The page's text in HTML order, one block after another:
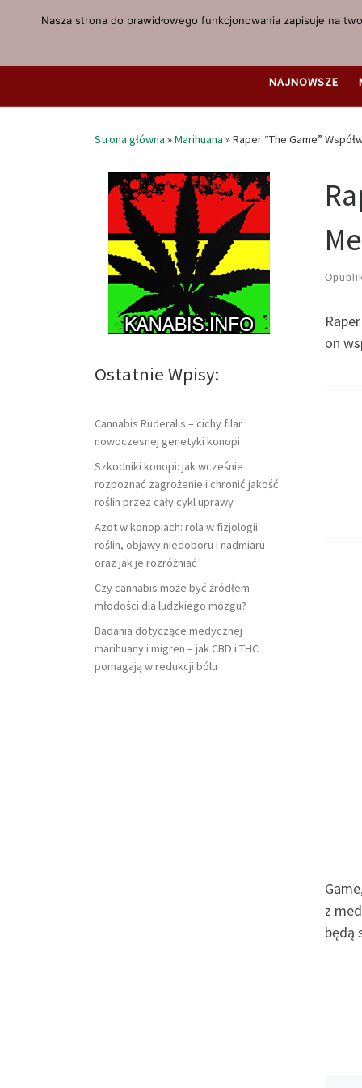
Przejdź do treści
NAJNOWSZE
Strona główna »Marihuana »Raper “The Game”
on
z
będą
Ostatnie Wpisy:
Cannabis Ruderalis – cichy filar
nowoczesnej genetyki konopi
Szkodniki konopi: jak wcześnie
rozpoznać zagrożenie i chronić jakość
roślin przez cały cykl uprawy
Azot w konopiach: rola w fizjologii
roślin, objawy niedoboru i nadmiaru
oraz jak je rozróżniać
Czy cannabis może być źródłem
młodości dla ludzkiego mózgu?
Badania dotyczące medycznej
marihuany i migren – jak CBD i THC
pomagają w redukcji bólu
Nasza strona do prawidłowego funkcjonowania zapisuje na